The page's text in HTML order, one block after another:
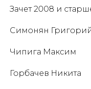
Зачет 2008 и
Симонян
Чипига Максим
Горбачев Никита